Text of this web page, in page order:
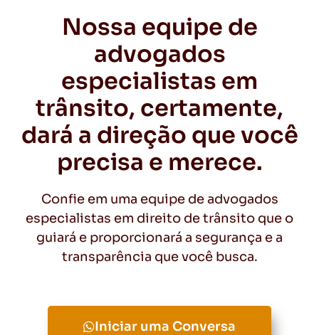
Nossa equipe de
advogados
especialistas em
trânsito, certamente,
dará a direção que você
precisa e merece.
Confie em uma equipe de advogados
especialistas em direito de trânsito que o
guiará e proporcionará a segurança e a
transparência que você busca.
Iniciar uma Conversa